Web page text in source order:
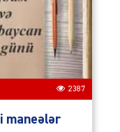
2387
maneələr